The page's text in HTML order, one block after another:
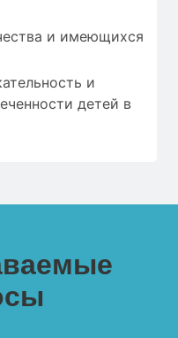
и имеющихся
и
детей в